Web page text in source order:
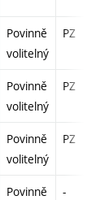
Povinně
volitelný
PZ
Povinně
volitelný
PZ
Povinně
volitelný
PZ
Povinně
-